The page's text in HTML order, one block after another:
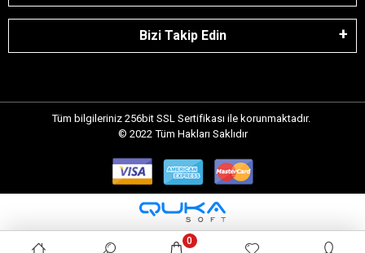
Bizi Takip Edin
Tüm bilgileriniz 256bit SSL Sertifikası ile korunmaktadır.
© 2022 Tüm Hakları Saklıdır
0